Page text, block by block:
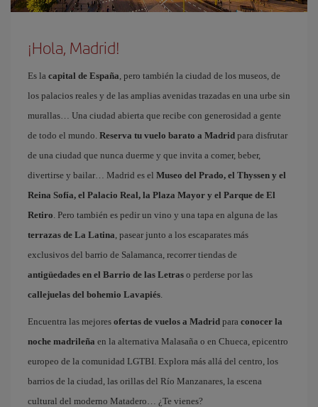
¡Hola, Madrid!
Es la capital de España, pero también la ciudad de los museos, de
los palacios reales y de las amplias avenidas trazadas en una urbe sin
murallas… Una ciudad abierta que recibe con generosidad a gente
de todo el mundo. Reserva tu vuelo barato a Madrid para disfrutar
de una ciudad que nunca duerme y que invita a comer, beber,
divertirse y bailar… Madrid es el Museo del Prado, el Thyssen y el
Reina Sofía, el Palacio Real, la Plaza Mayor y el Parque de El
Retiro. Pero también es pedir un vino y una tapa en alguna de las
terrazas de La Latina, pasear junto a los escaparates más
exclusivos del barrio de Salamanca, recorrer tiendas de
antigüedades en el Barrio de las Letras o perderse por las
callejuelas del bohemio Lavapiés.
Encuentra las mejores ofertas de vuelos a Madrid para conocer la
noche madrileña en la alternativa Malasaña o en Chueca, epicentro
europeo de la comunidad LGTBI. Explora más allá del centro, los
barrios de la ciudad, las orillas del Río Manzanares, la escena
cultural del moderno Matadero… ¿Te vienes?